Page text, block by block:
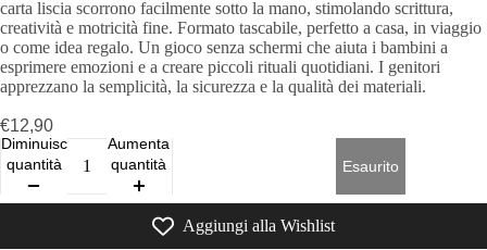
carta liscia scorrono facilmente sotto la mano, stimolando scrittura,
creatività e motricità fine. Formato tascabile, perfetto a casa, in viaggio
o come idea regalo. Un gioco senza schermi che aiuta i bambini a
esprimere emozioni e a creare piccoli rituali quotidiani. I genitori
apprezzano la semplicità, la sicurezza e la qualità dei materiali.
€12,90
Diminuisci
quantità
Aumenta
quantità
Esaurito
Aggiungi alla Wishlist